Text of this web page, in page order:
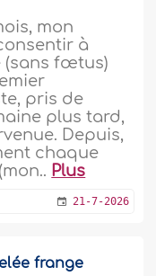
mon
à
(sans fœtus)
pris de
plus tard,
Depuis,
chaque
Plus
21-7-2026
frange